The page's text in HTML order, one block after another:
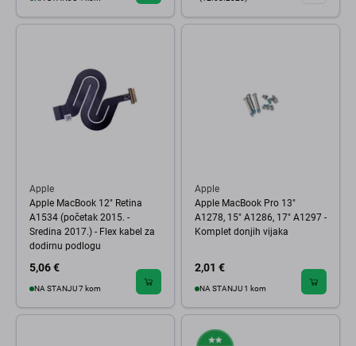
Apple
Apple MacBook 12" Retina
A1534 (početak 2015. -
Sredina 2017.) - Flex kabel za
dodirnu podlogu
5,06 €
NA STANJU 7 kom
Apple
Apple MacBook Pro 13"
A1278, 15" A1286, 17" A1297 -
Komplet donjih vijaka
2,01 €
NA STANJU 1 kom